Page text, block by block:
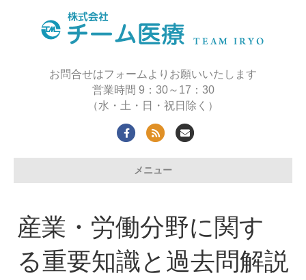
お問合せはフォームよりお願いいたします
営業時間 9：30～17：30
（水・土・日・祝日除く）
Facebook
Rss Email
メニュー
産業・労働分野に関す
る重要知識と過去問解説